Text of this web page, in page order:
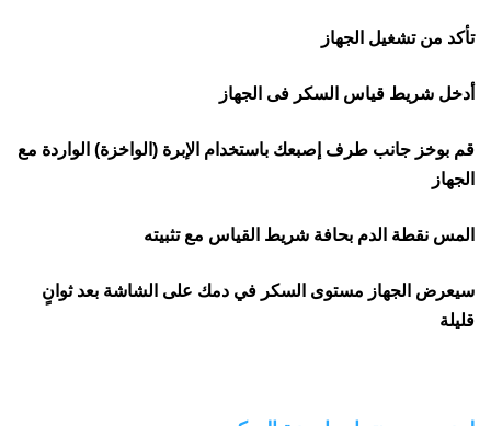
تأكد من تشغيل الجهاز
أدخل شريط قياس السكر فى الجهاز
قم بوخز جانب طرف إصبعك باستخدام الإبرة (الواخزة) الواردة مع
الجهاز
المس نقطة الدم بحافة شريط القياس مع تثبيته
سيعرض الجهاز مستوى السكر في دمك على الشاشة بعد ثوانٍ
قليلة